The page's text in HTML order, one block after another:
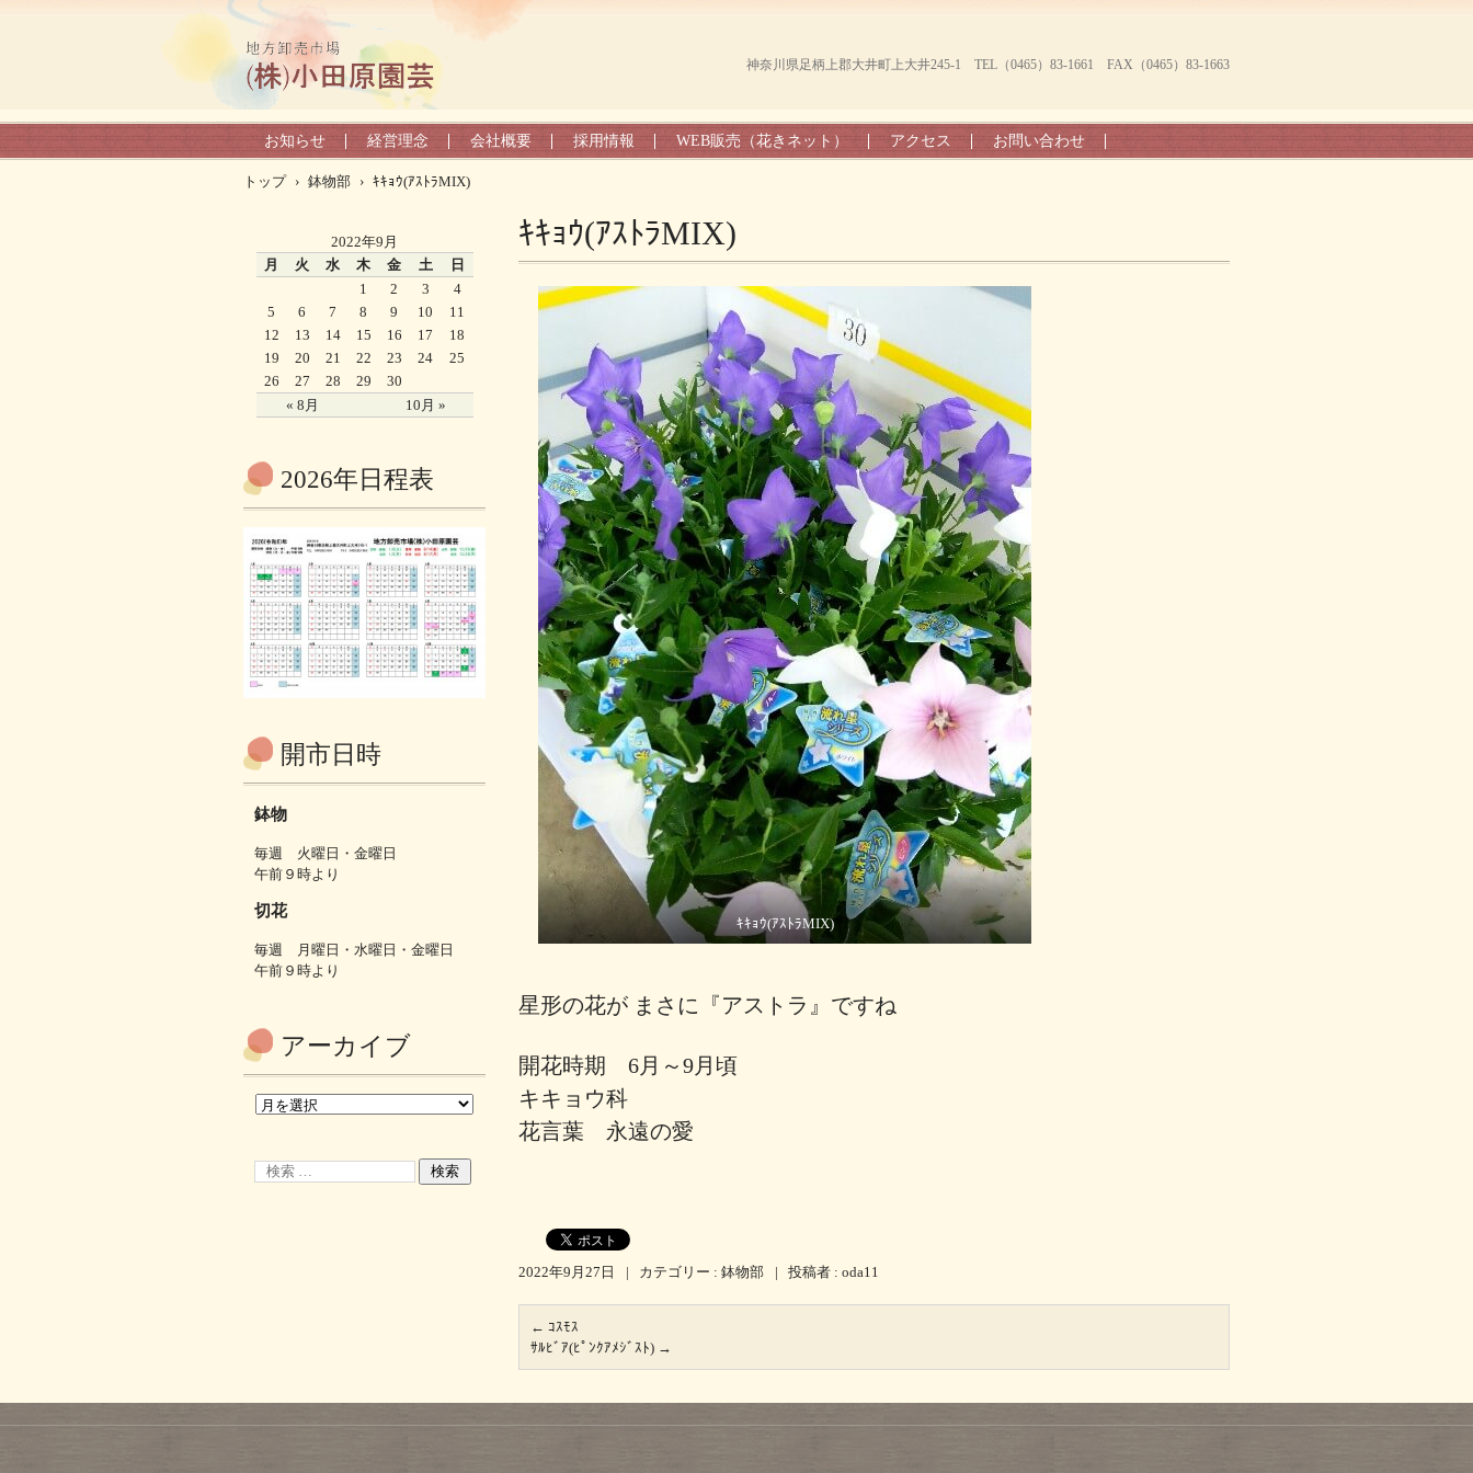
神奈川県足柄上郡大井町上大井245-1 TEL（0465）83-1661 FAX（0465）83-1663
お知らせ 経営理念 会社概要 採用情報 WEB販売（花きネット） アクセス お問い合わせ
トップ › 鉢物部 › ｷｷｮｳ(ｱｽﾄﾗMIX)
ｷｷｮｳ(ｱｽﾄﾗMIX)
ｷｷｮｳ(ｱｽﾄﾗMIX)
星形の花が まさに『アストラ』ですね
開花時期 6月～9月頃
キキョウ科
花言葉 永遠の愛
2022年9月27日 | カテゴリー : 鉢物部 | 投稿者 : oda11
← ｺｽﾓｽ
ｻﾙﾋﾞｱ(ﾋﾟﾝｸｱﾒｼﾞｽﾄ) →
2022年9月
月
火 水 木 金 土 日
« 8月 10月 »
1 2 3
4
5
6 7 8 9 10
11
12
13 14 15 16 17
18
19
20 21 22 23 24
25
26
27 28 29 30
2026年日程表
開市日時
鉢物
毎週 火曜日・金曜日
午前９時より
切花
毎週 月曜日・水曜日・金曜日
午前９時より
アーカイブ